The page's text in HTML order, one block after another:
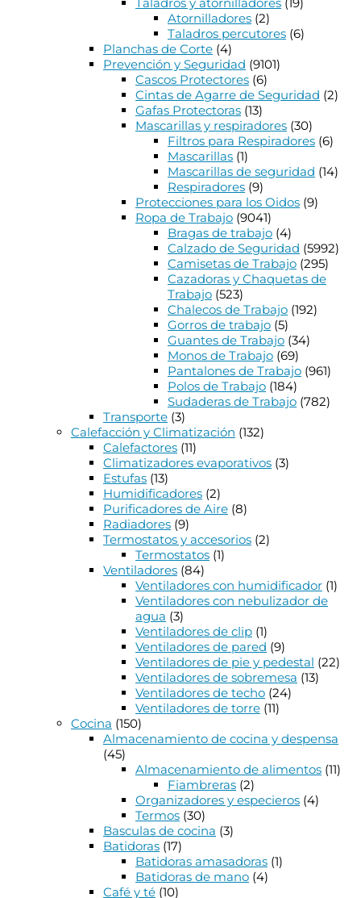
Atornilladores (2)
Taladros percutores (6)
Planchas de Corte (4)
Prevención y Seguridad (9101)
Cascos Protectores (6)
Cintas de Agarre de Seguridad (2)
Gafas Protectoras (13)
Mascarillas y respiradores (30)
Filtros para Respiradores (6)
Mascarillas (1)
Mascarillas de seguridad (14)
Respiradores (9)
Protecciones para los Oidos (9)
Ropa de Trabajo (9041)
Bragas de trabajo (4)
Calzado de Seguridad (5992)
Camisetas de Trabajo (295)
Cazadoras y Chaquetas de
Trabajo (523)
Chalecos de Trabajo (192)
Gorros de trabajo (5)
Guantes de Trabajo (34)
Monos de Trabajo (69)
Pantalones de Trabajo (961)
Polos de Trabajo (184)
Sudaderas de Trabajo (782)
Transporte (3)
Calefacción y Climatización (132)
Calefactores (11)
Climatizadores evaporativos (3)
Estufas (13)
Humidificadores (2)
Purificadores de Aire (8)
Radiadores (9)
Termostatos y accesorios (2)
Termostatos (1)
Ventiladores (84)
Ventiladores con humidificador (1)
Ventiladores con nebulizador de
agua (3)
Ventiladores de clip (1)
Ventiladores de pared (9)
Ventiladores de pie y pedestal (22)
Ventiladores de sobremesa (13)
Ventiladores de techo (24)
Ventiladores de torre (11)
Cocina (150)
Almacenamiento de cocina y despensa
(45)
Almacenamiento de alimentos (11)
Fiambreras (2)
Organizadores y especieros (4)
Termos (30)
Basculas de cocina (3)
Batidoras (17)
Batidoras amasadoras (1)
Batidoras de mano (4)
Café y té (10)